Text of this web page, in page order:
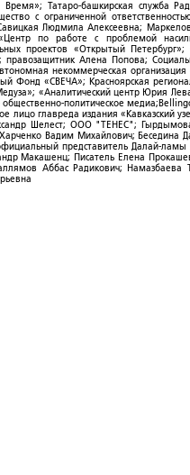
Татаро-башкирская служба
с ограниченной
Людмила Алексеевна;
по работе с проблемой
проектов «Открытый Петербург»;
Алена Попова;
некоммерческая организация
Фонд «СВЕЧА»; Красноярская
«Аналитический центр Юрия
политическое
главреда издания «Кавказский
Шелест; ООО "ТЕНЕС";
Вадим Михайлович; Беседина
представитель Далай-ламы
Макашенц; Писатель Елена
Аббас Радикович; Намазбаева